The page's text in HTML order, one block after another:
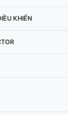
KHIỂN